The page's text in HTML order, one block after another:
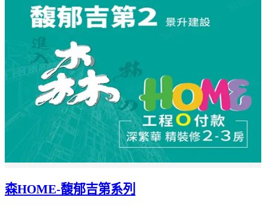
森HOME-馥郁吉第系列